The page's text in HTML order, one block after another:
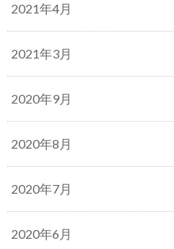
2021年4月
2021年3月
2020年9月
2020年8月
2020年7月
2020年6月